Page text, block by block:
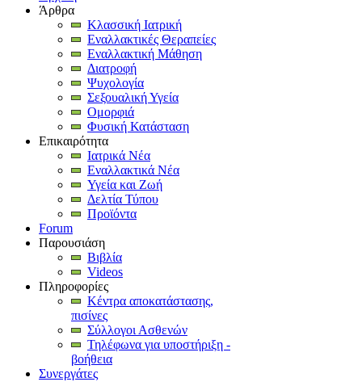
Άρθρα
Κλασσική Ιατρική
Εναλλακτικές Θεραπείες
Εναλλακτική Μάθηση
Διατροφή
Ψυχολογία
Σεξουαλική Υγεία
Ομορφιά
Φυσική Κατάσταση
Επικαιρότητα
Ιατρικά Νέα
Εναλλακτικά Νέα
Υγεία και Ζωή
Δελτία Τύπου
Προϊόντα
Forum
Παρουσιάση
Βιβλία
Videos
Πληροφορίες
Κέντρα αποκατάστασης,
πισίνες
Σύλλογοι Ασθενών
Τηλέφωνα για υποστήριξη -
βοήθεια
Συνεργάτες